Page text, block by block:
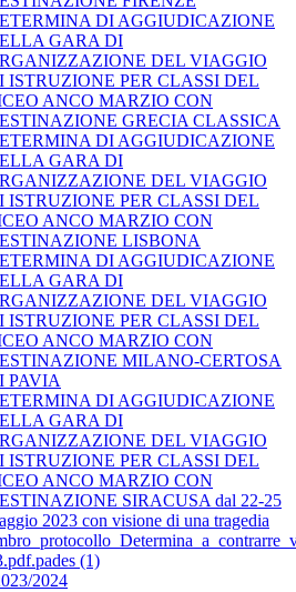
DI AGGIUDICAZIONE
GARA DI
DEL VIAGGIO
ISTRUZIONE PER CLASSI DEL
ANCO MARZIO CON
GRECIA CLASSICA
DI AGGIUDICAZIONE
GARA DI
DEL VIAGGIO
ISTRUZIONE PER CLASSI DEL
ANCO MARZIO CON
LISBONA
DI AGGIUDICAZIONE
GARA DI
DEL VIAGGIO
ISTRUZIONE PER CLASSI DEL
ANCO MARZIO CON
MILANO-CERTOSA
PAVIA
DI AGGIUDICAZIONE
GARA DI
DEL VIAGGIO
ISTRUZIONE PER CLASSI DEL
ANCO MARZIO CON
SIRACUSA dal 22-25
2023 con visione di una tragedia
(1)
2024